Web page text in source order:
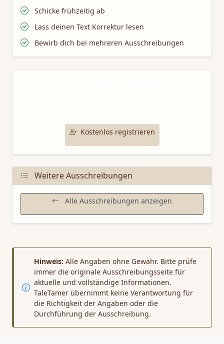
Schicke frühzeitig ab
Lass deinen Text Korrektur lesen
Bewirb dich bei mehreren Ausschreibungen
Kostenlos registrieren
Weitere Ausschreibungen
Alle Ausschreibungen anzeigen
Hinweis: Alle Angaben ohne Gewähr. Bitte prüfe
immer die originale Ausschreibungsseite für
aktuelle und vollständige Informationen.
TaleTamer übernimmt keine Verantwortung für
die Richtigkeit der Angaben oder die
Durchführung der Ausschreibung.